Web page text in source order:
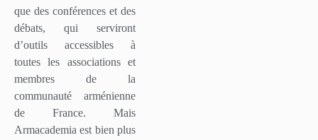
que des conférences et des
débats, qui serviront
d’outils accessibles à
toutes les associations et
membres de la
communauté arménienne
de France. Mais
Armacademia est bien plus